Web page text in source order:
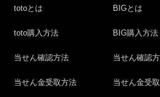
totoとは
toto購入方法
当せん確認方法
当せん金受取方法
BIGとは
BIG購入方法
当せん確認
当せん金受